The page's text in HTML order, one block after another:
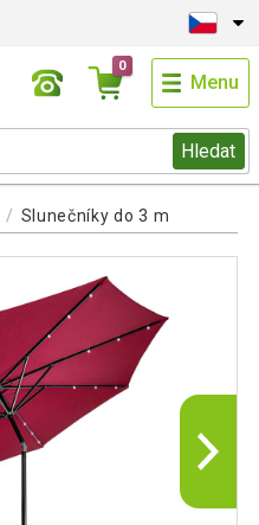
Hledat
0
Menu
Slunečníky do 3 m